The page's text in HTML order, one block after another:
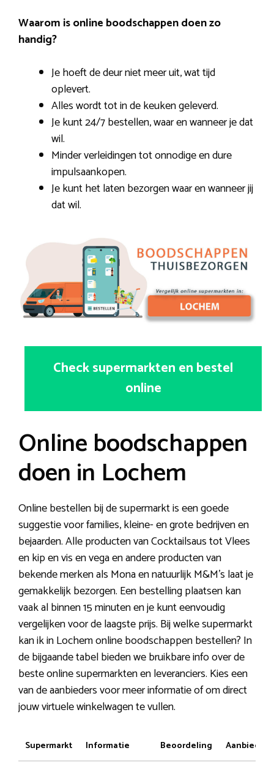
Waarom is online boodschappen doen zo
handig?
Je hoeft de deur niet meer uit, wat tijd
oplevert.
Alles wordt tot in de keuken geleverd.
Je kunt 24/7 bestellen, waar en wanneer je dat
wil.
Minder verleidingen tot onnodige en dure
impulsaankopen.
Je kunt het laten bezorgen waar en wanneer jij
dat wil.
Check supermarkten en bestel
online
Online boodschappen
doen in Lochem
Online bestellen bij de supermarkt is een goede
suggestie voor families, kleine- en grote bedrijven en
bejaarden. Alle producten van Cocktailsaus tot Vlees
en kip en vis en vega en andere producten van
bekende merken als Mona en natuurlijk M&M’s laat je
gemakkelijk bezorgen. Een bestelling plaatsen kan
vaak al binnen 15 minuten en je kunt eenvoudig
vergelijken voor de laagste prijs. Bij welke supermarkt
kan ik in Lochem online boodschappen bestellen? In
de bijgaande tabel bieden we bruikbare info over de
beste online supermarkten en leveranciers. Kies een
van de aanbieders voor meer informatie of om direct
jouw virtuele winkelwagen te vullen.
Supermarkt Informatie Beoordeling